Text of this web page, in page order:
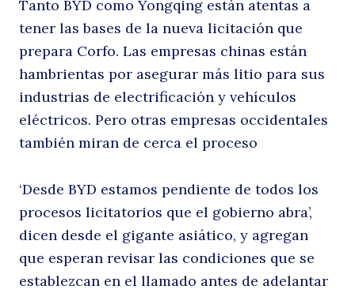
Buscar
Tanto BYD como Yongqing están atentas a
tener las bases de la nueva licitación que
prepara Corfo. Las empresas chinas están
hambrientas por asegurar más litio para sus
industrias de electrificación y vehículos
eléctricos. Pero otras empresas occidentales
también miran de cerca el proceso
‘Desde BYD estamos pendiente de todos los
procesos licitatorios que el gobierno abra’,
dicen desde el gigante asiático, y agregan
que esperan revisar las condiciones que se
establezcan en el llamado antes de adelantar